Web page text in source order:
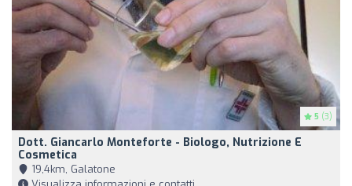
5 (3)
Dott. Giancarlo Monteforte - Biologo, Nutrizione E
Cosmetica
19,4km, Galatone